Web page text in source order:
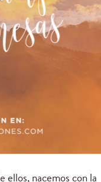
ellos, nacemos con la